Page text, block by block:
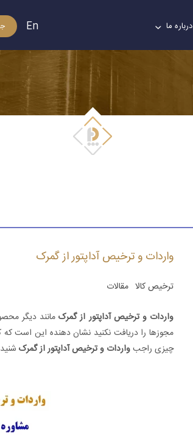
درباره ما En
واردات و ترخیص آداپتور از گمرک
واردات و ترخیص آداپتور از گمرک
ترخیص کالا مقالات
واردات و ترخیص آداپتور از گمرکمانند دیگر
مجوزها را دریافت نکنید نشان دهنده این است که
چیزی راجبواردات و ترخیص آداپتور از گمرک